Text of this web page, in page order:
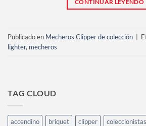
CONTINUAR LEYENDO
Publicado en Mecheros Clipper de colección
lighter, mecheros
TAG CLOUD
accendino briquet clipper coleccionistas